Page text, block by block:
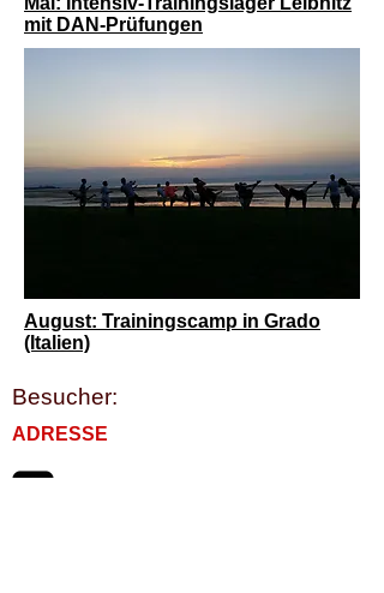
mit DAN-Prüfungen
August: Trainingscamp in Grado
(Italien)
Besucher:
ADRESSE